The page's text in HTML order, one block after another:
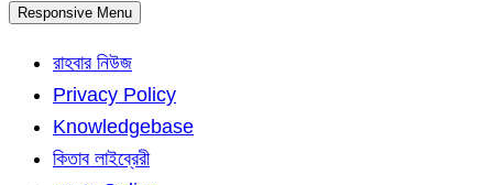
Responsive Menu
রাহবার নিউজ
Privacy Policy
Knowledgebase
কিতাব লাইব্রেরী